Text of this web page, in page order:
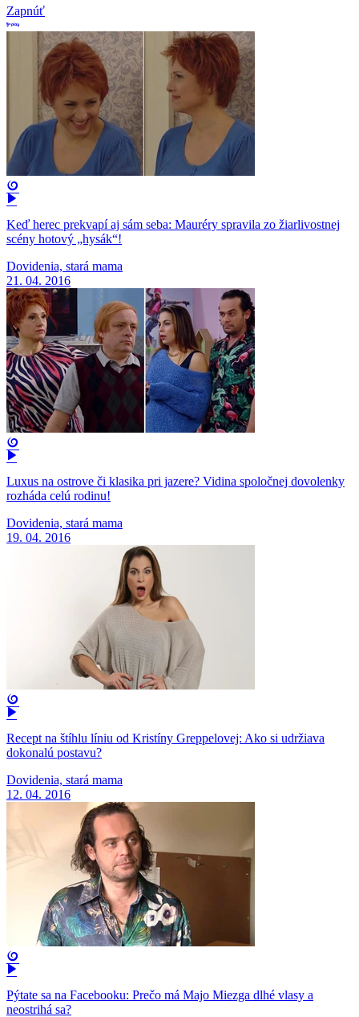
Zapnúť
Keď herec prekvapí aj sám seba: Mauréry spravila zo žiarlivostnej
scény hotový „hysák“!
Dovidenia, stará mama
21. 04. 2016
Luxus na ostrove či klasika pri jazere? Vidina spoločnej dovolenky
rozháda celú rodinu!
Dovidenia, stará mama
19. 04. 2016
Recept na štíhlu líniu od Kristíny Greppelovej: Ako si udržiava
dokonalú postavu?
Dovidenia, stará mama
12. 04. 2016
Pýtate sa na Facebooku: Prečo má Majo Miezga dlhé vlasy a
neostrihá sa?